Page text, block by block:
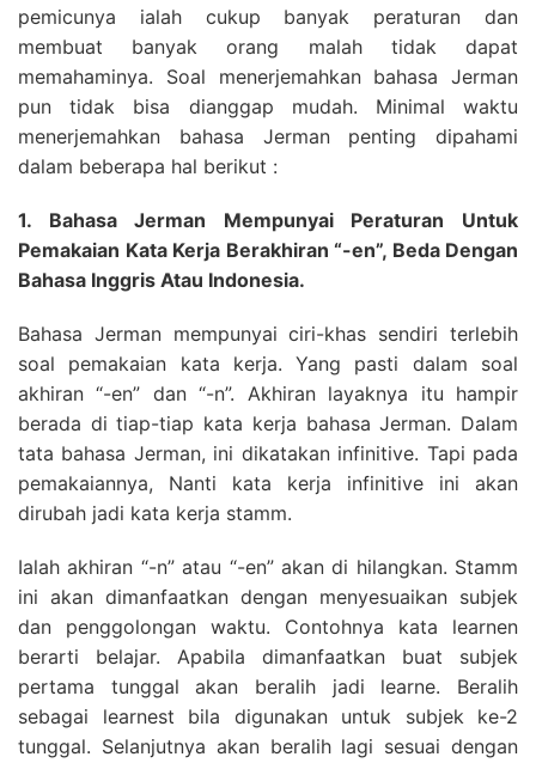
pemicunya ialah cukup banyak peraturan dan
membuat banyak orang malah tidak dapat
memahaminya. Soal menerjemahkan bahasa Jerman
pun tidak bisa dianggap mudah. Minimal waktu
menerjemahkan bahasa Jerman penting dipahami
dalam beberapa hal berikut :
1. Bahasa Jerman Mempunyai Peraturan Untuk
Pemakaian Kata Kerja Berakhiran “-en”, Beda Dengan
Bahasa Inggris Atau Indonesia.
Bahasa Jerman mempunyai ciri-khas sendiri terlebih
soal pemakaian kata kerja. Yang pasti dalam soal
akhiran “-en” dan “-n”. Akhiran layaknya itu hampir
berada di tiap-tiap kata kerja bahasa Jerman. Dalam
tata bahasa Jerman, ini dikatakan infinitive. Tapi pada
pemakaiannya, Nanti kata kerja infinitive ini akan
dirubah jadi kata kerja stamm.
Ialah akhiran “-n” atau “-en” akan di hilangkan. Stamm
ini akan dimanfaatkan dengan menyesuaikan subjek
dan penggolongan waktu. Contohnya kata learnen
berarti belajar. Apabila dimanfaatkan buat subjek
pertama tunggal akan beralih jadi learne. Beralih
sebagai learnest bila digunakan untuk subjek ke-2
tunggal. Selanjutnya akan beralih lagi sesuai dengan